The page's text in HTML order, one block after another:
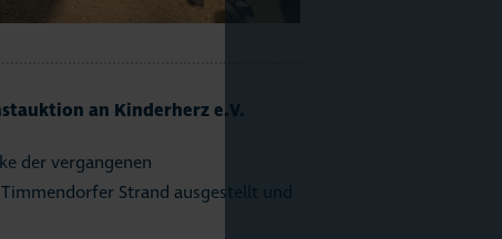
an Kinderherz e.V.
der vergangenen
Strand ausgestellt und